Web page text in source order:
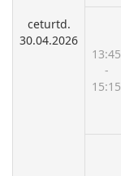
ceturtd.
30.04.2026
13:45
-
15:15